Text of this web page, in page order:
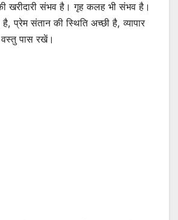
खरीदारी संभव है। गृह कलह भी संभव है।
प्रेम संतान की स्थिति अच्छी है, व्यापार
पास रखें।